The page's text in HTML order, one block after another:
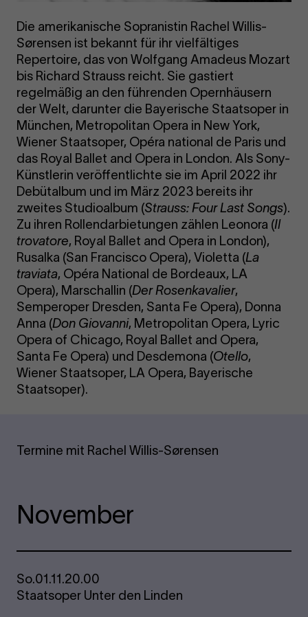
Die amerikanische Sopranistin Rachel Willis-
Sørensen ist bekannt für ihr vielfältiges
Repertoire, das von Wolfgang Amadeus Mozart
bis Richard Strauss reicht. Sie gastiert
regelmäßig an den führenden Opernhäusern
der Welt, darunter die Bayerische Staatsoper in
München, Metropolitan Opera in New York,
Wiener Staatsoper, Opéra national de Paris und
das Royal Ballet and Opera in London. Als Sony-
Künstlerin veröffentlichte sie im April 2022 ihr
Debütalbum und im März 2023 bereits ihr
zweites Studioalbum (Strauss: Four Last Songs).
Zu ihren Rollendarbietungen zählen Leonora (Il
trovatore, Royal Ballet and Opera in London),
Rusalka (San Francisco Opera), Violetta (La
traviata, Opéra National de Bordeaux, LA
Opera), Marschallin (Der Rosenkavalier,
Semperoper Dresden, Santa Fe Opera), Donna
Anna (Don Giovanni, Metropolitan Opera, Lyric
Opera of Chicago, Royal Ballet and Opera,
Santa Fe Opera) und Desdemona (Otello,
Wiener Staatsoper, LA Opera, Bayerische
Staatsoper).
Termine mit Rachel Willis-Sørensen
November
So.01.11.20.00
Staatsoper Unter den Linden